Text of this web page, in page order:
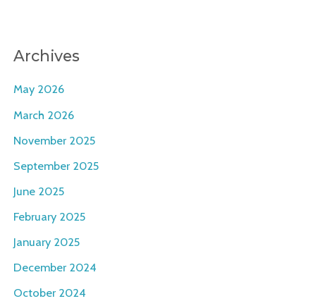
Archives
May 2026
March 2026
November 2025
September 2025
June 2025
February 2025
January 2025
December 2024
October 2024